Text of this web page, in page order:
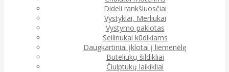
Dideli rankšluosčiai
Vystyklai, Merliukai
Vystymo paklotas
Seilinukai kūdikiams
Daugkartiniai įklotai į liemenėlę
Buteliukų šildikliai
Čiulptukų laikikliai